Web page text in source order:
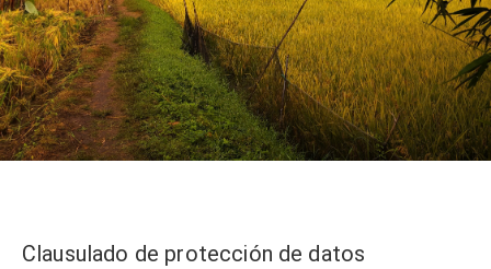
Clausulado de protección de datos